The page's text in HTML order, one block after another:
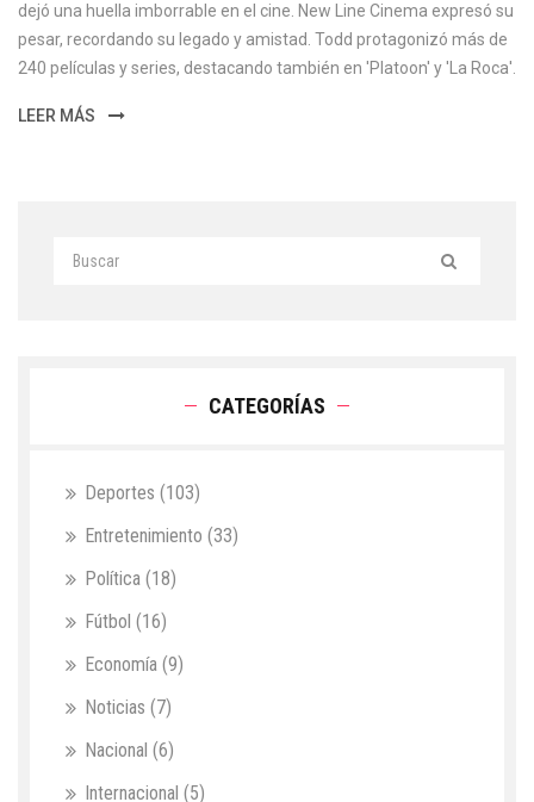
dejó una huella imborrable en el cine. New Line Cinema expresó su
pesar, recordando su legado y amistad. Todd protagonizó más de
240 películas y series, destacando también en 'Platoon' y 'La Roca'.
LEER MÁS
CATEGORÍAS
Deportes (103)
Entretenimiento (33)
Política (18)
Fútbol (16)
Economía (9)
Noticias (7)
Nacional (6)
Internacional (5)